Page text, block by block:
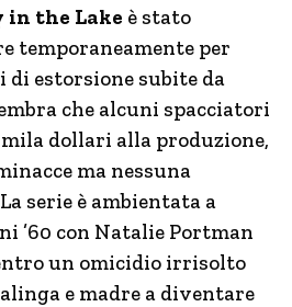
in the Lake è stato
temporaneamente per
estorsione subite da
che alcuni spacciatori
mila dollari alla produzione,
ma nessuna
serie è ambientata a
’60 con Natalie Portman
un omicidio irrisolto
e madre a diventare